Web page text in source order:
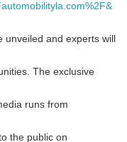
and experts will
The exclusive
runs from
the public on